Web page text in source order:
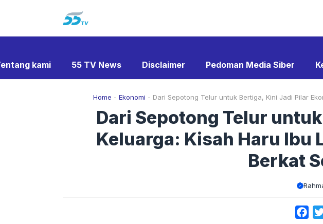
kami 55 TV News Disclaimer Pedoman Media Siber
Home - Ekonomi - Dari Sepotong Telur untuk Bertiga, Kini Jadi Pilar
Dari Sepotong Telur
Keluarga: Kisah Haru Ibu
Berkat